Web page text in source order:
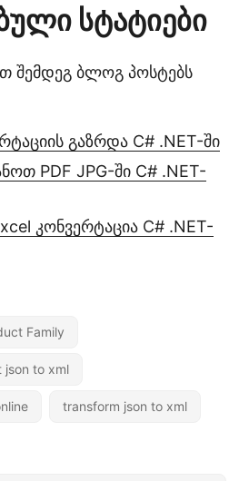
სტატიები
შემდეგ ბლოგ პოსტებს
გაზრდა C# .NET-ში
PDF JPG-ში C# .NET-
კონვერტაცია C# .NET-
Family
json to xml
transform json to xml